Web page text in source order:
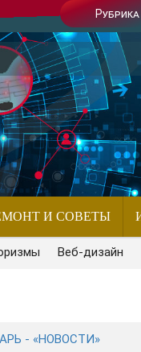
Рубрика
И СОВЕТЫ
Веб-дизайн
- «НОВОСТИ»